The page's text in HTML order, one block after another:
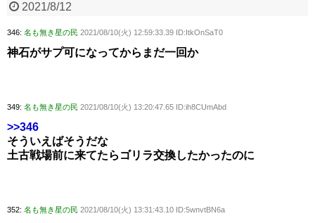
2021/8/12
346: 名も無き星の民 2021/08/10(火) 12:59:33.39 ID:ItkOnSaT0
神石がサプ可になってからまだ一回か
349: 名も無き星の民 2021/08/10(火) 13:20:47.65 ID:ih8CUmAbd
>>346
そういえばそうだな
土古戦場前に来てたらゴリラ交換したかったのに
352: 名も無き星の民 2021/08/10(火) 13:31:43.10 ID:5wnvtBN6a